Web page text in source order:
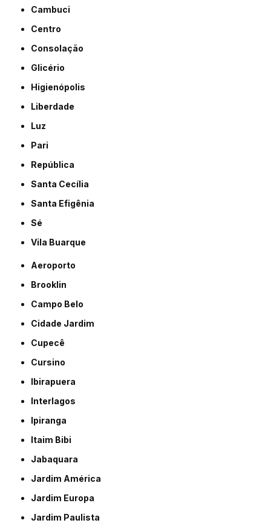
Cambuci
Centro
Consolação
Glicério
Higienópolis
Liberdade
Luz
Pari
República
Santa Cecília
Santa Efigênia
Sé
Vila Buarque
Aeroporto
Brooklin
Campo Belo
Cidade Jardim
Cupecê
Cursino
Ibirapuera
Interlagos
Ipiranga
Itaim Bibi
Jabaquara
Jardim América
Jardim Europa
Jardim Paulista